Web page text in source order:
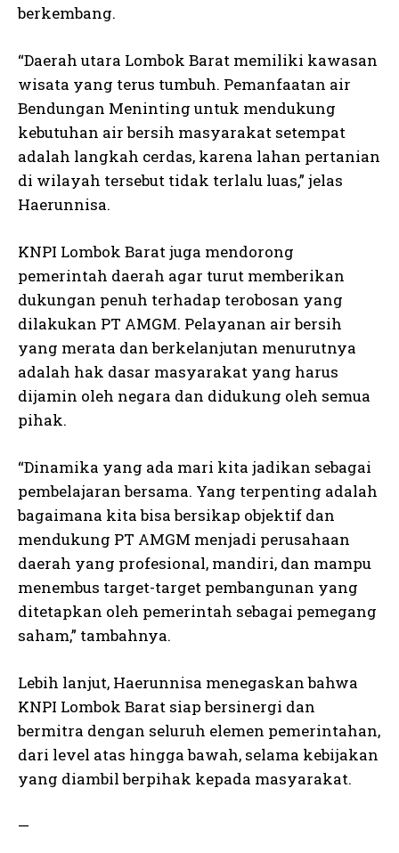
berkembang.
“Daerah utara Lombok Barat memiliki kawasan
wisata yang terus tumbuh. Pemanfaatan air
Bendungan Meninting untuk mendukung
kebutuhan air bersih masyarakat setempat
adalah langkah cerdas, karena lahan pertanian
di wilayah tersebut tidak terlalu luas,” jelas
Haerunnisa.
KNPI Lombok Barat juga mendorong
pemerintah daerah agar turut memberikan
dukungan penuh terhadap terobosan yang
dilakukan PT AMGM. Pelayanan air bersih
yang merata dan berkelanjutan menurutnya
adalah hak dasar masyarakat yang harus
dijamin oleh negara dan didukung oleh semua
pihak.
“Dinamika yang ada mari kita jadikan sebagai
pembelajaran bersama. Yang terpenting adalah
bagaimana kita bisa bersikap objektif dan
mendukung PT AMGM menjadi perusahaan
daerah yang profesional, mandiri, dan mampu
menembus target-target pembangunan yang
ditetapkan oleh pemerintah sebagai pemegang
saham,” tambahnya.
Lebih lanjut, Haerunnisa menegaskan bahwa
KNPI Lombok Barat siap bersinergi dan
bermitra dengan seluruh elemen pemerintahan,
dari level atas hingga bawah, selama kebijakan
yang diambil berpihak kepada masyarakat.
—